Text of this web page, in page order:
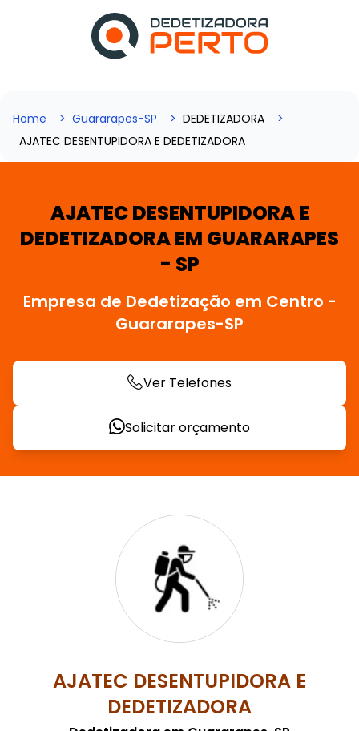
Home Guararapes-SP
DEDETIZADORA
AJATEC DESENTUPIDORA E DEDETIZADORA
AJATEC DESENTUPIDORA E
DEDETIZADORA EM GUARARAPES
- SP
Empresa de Dedetização em Centro -
Guararapes-SP
Ver Telefones
Solicitar orçamento
AJATEC DESENTUPIDORA E
DEDETIZADORA